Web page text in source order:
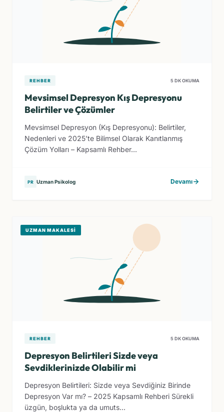
REHBER 5 DK OKUMA
Mevsimsel Depresyon Kış Depresyonu
Belirtiler ve Çözümler
Mevsimsel Depresyon (Kış Depresyonu): Belirtiler,
Nedenleri ve 2025’te Bilimsel Olarak Kanıtlanmış
Çözüm Yolları – Kapsamlı Rehber...
PR Uzman Psikolog Devamı
UZMAN MAKALESI
REHBER 5 DK OKUMA
Depresyon Belirtileri Sizde veya
Sevdiklerinizde Olabilir mi
Depresyon Belirtileri: Sizde veya Sevdiğiniz Birinde
Depresyon Var mı? – 2025 Kapsamlı Rehberi Sürekli
üzgün, boşlukta ya da umuts...